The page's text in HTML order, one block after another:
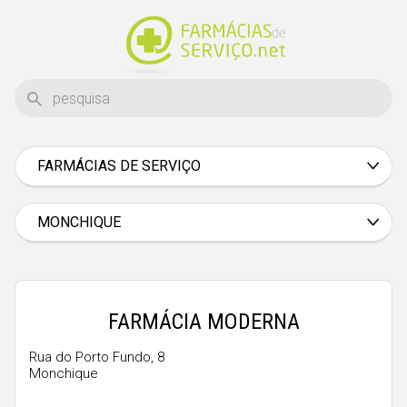
FARMÁCIAS DE SERVIÇO
Braga
Bragança
Castelo Branco
Évora
MONCHIQUE
FARMÁCIA MODERNA
Rua do Porto Fundo, 8
Monchique